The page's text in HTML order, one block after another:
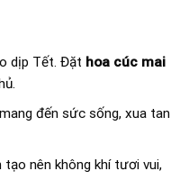
dịp Tết. Đặt hoa cúc mai
đến sức sống, xua tan
nên không khí tươi vui,